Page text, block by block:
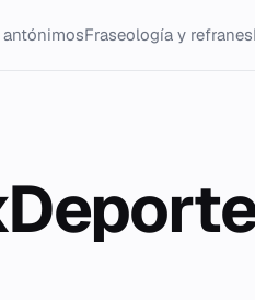
Fraseología y refranes